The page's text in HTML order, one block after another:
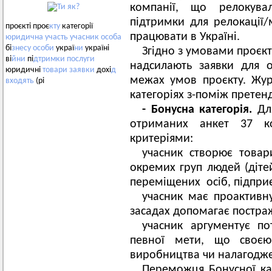
проєкті проєкту категорії
юридична участь учасник особа
бізнесу особи україни україні
війни підтримки послуги
юридичні товари заявки дохід
входять (рі
компанії, що
підтримки для
працювати в Україні.
Згідно з умовами
надсилають заявки для
межах умов проєкту.
категоріях з-поміж
- Бонусна категорія.
отриманих анкет 37
критеріями:
учасник створює
окремих груп людей
переміщених осіб,
учасник має
засадах допомагає
учасник аргументує
певної мети, що
виробництва чи